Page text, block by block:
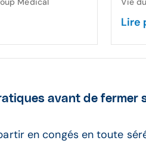
Lire
avant de fermer
en congés en toute